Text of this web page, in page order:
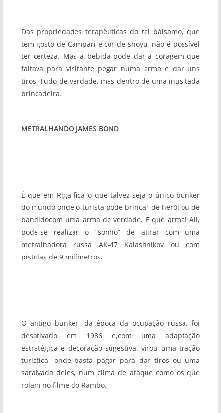
Das propriedades terapêuticas do tal bálsamo, que
tem gosto de Campari e cor de shoyu, não é possível
ter certeza. Mas a bebida pode dar a coragem que
faltava para visitante pegar numa arma e dar uns
tiros. Tudo de verdade, mas dentro de uma inusitada
brincadeira.
METRALHANDO JAMES BOND
É que em Riga fica o que talvez seja o único bunker
do mundo onde o turista pode brincar de herói ou de
bandidocom uma arma de verdade. E que arma! Ali,
pode-se realizar o “sonho” de atirar com uma
metralhadora russa AK-47 Kalashnikov ou com
pistolas de 9 milímetros.
O antigo bunker, da época da ocupação russa, foi
desativado em 1986 e,com uma adaptação
estratégica e decoração sugestiva, virou uma tração
turística, onde basta pagar para dar tiros ou uma
saraivada deles, num clima de ataque como os que
rolam no filme do Rambo.